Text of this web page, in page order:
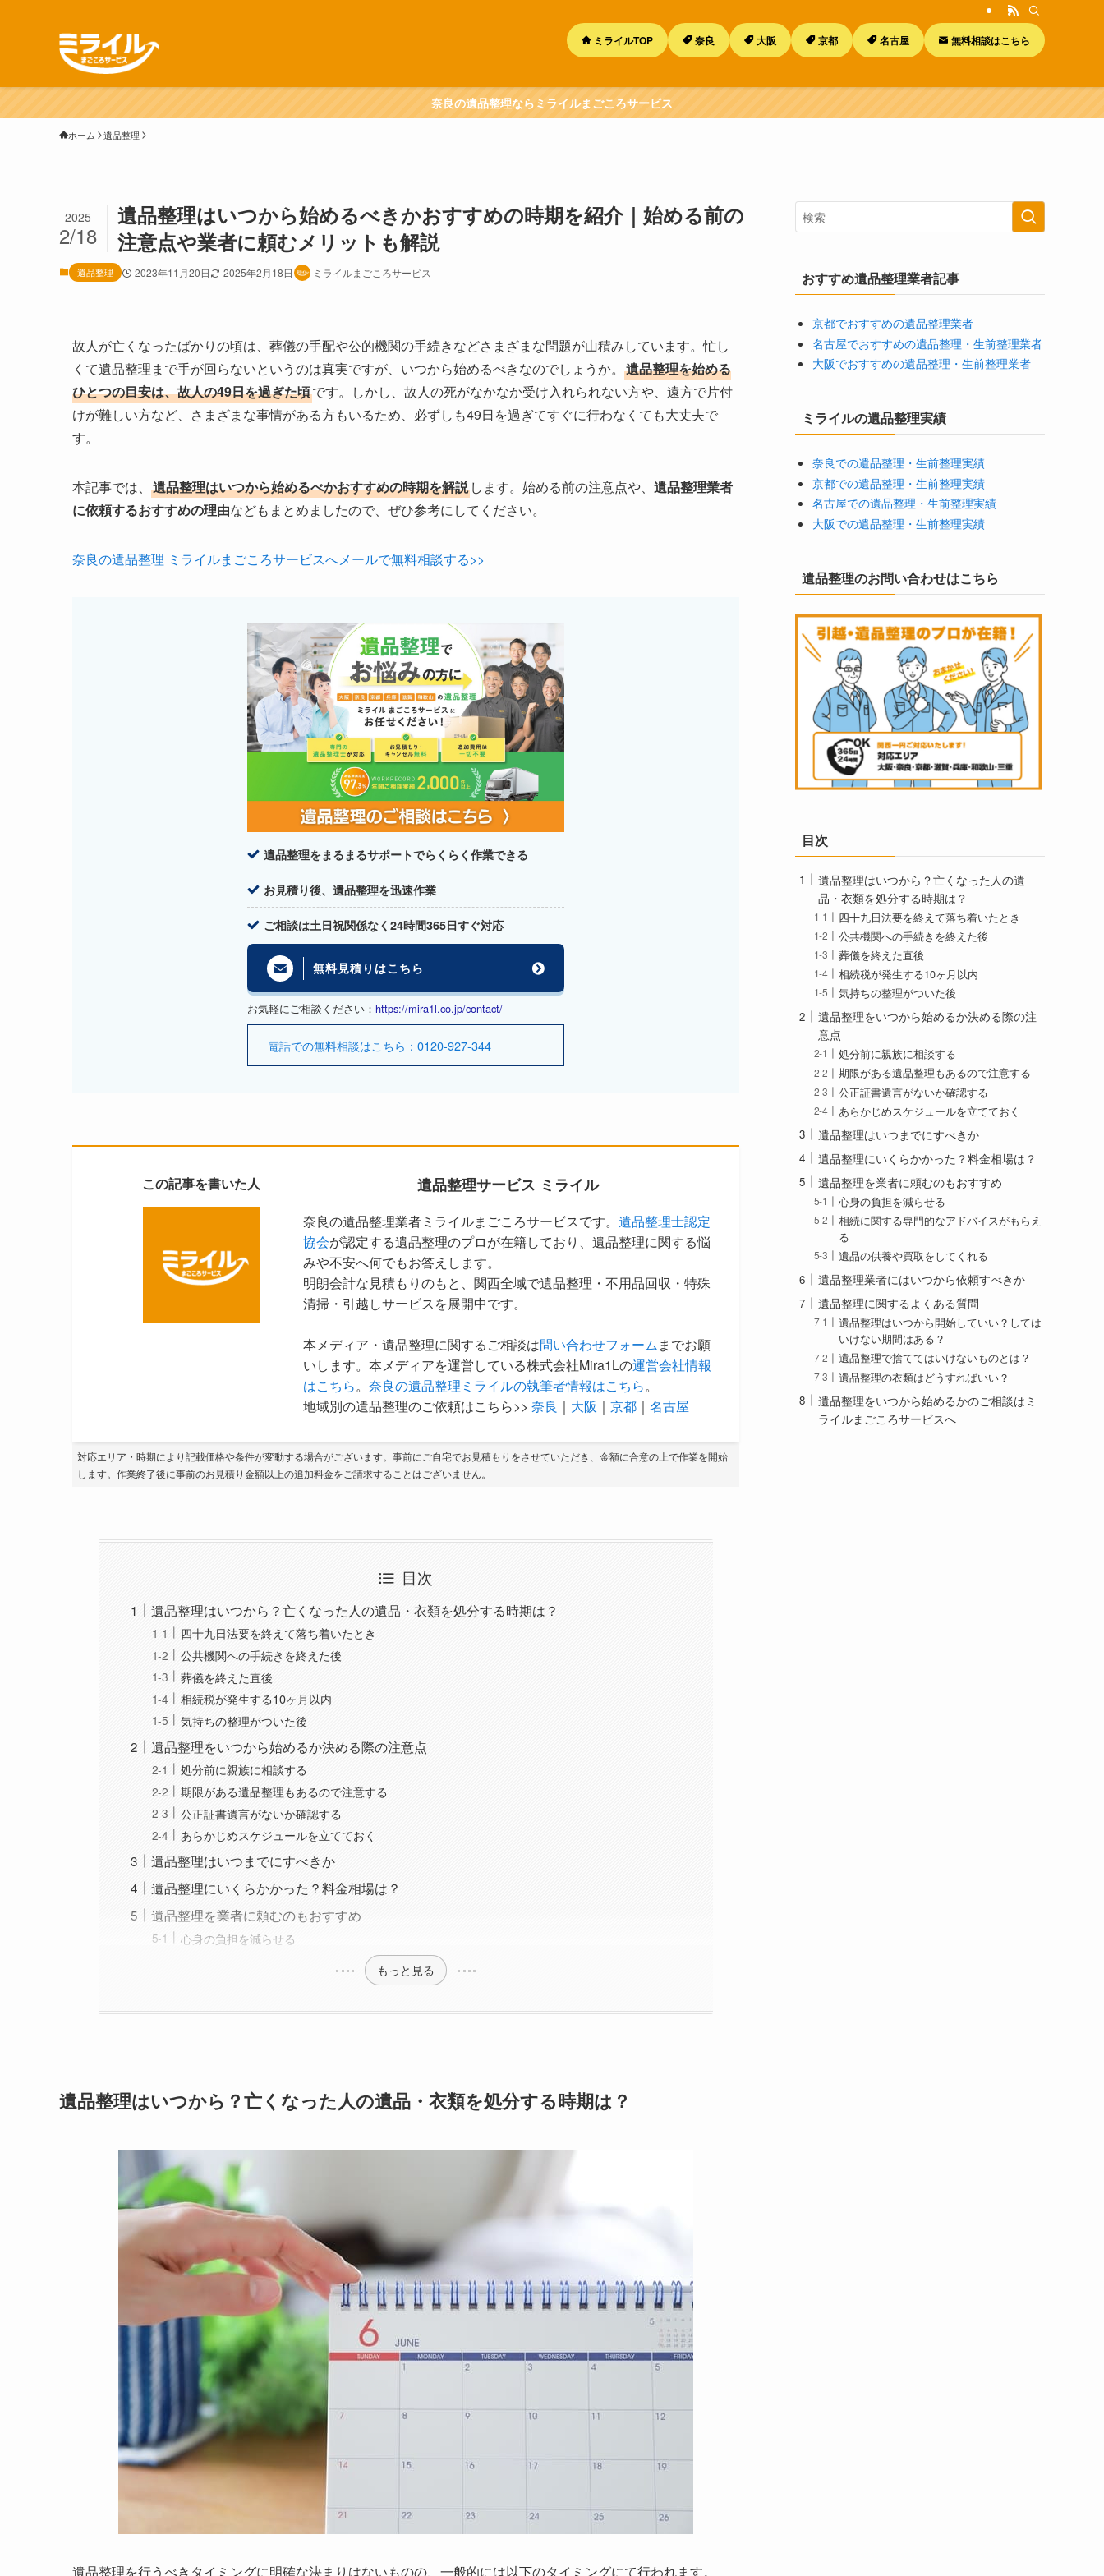
ミライルTOP 奈良 大阪 京都 名古屋 無料相談はこちら
奈良の遺品整理ならミライルまごころサービス
ホーム 遺品整理
遺品整理はいつから始めるべきかおすすめの時期を紹介｜始める前の
注意点や業者に頼むメリットも解説
2025
2/18
遺品整理 2023年11月20日 2025年2月18日 ミライルまごころサービス
故人が亡くなったばかりの頃は、葬儀の手配や公的機関の手続きなどさまざまな問題が山積みしています。忙し
くて遺品整理まで手が回らないというのは真実ですが、いつから始めるべきなのでしょうか。 遺品整理を始める
ひとつの目安は、故人の49日を過ぎた頃です。しかし、故人の死がなかなか受け入れられない方や、遠方で片付
けが難しい方など、さまざまな事情がある方もいるため、必ずしも49日を過ぎてすぐに行わなくても大丈夫で
す。
本記事では、 遺品整理はいつから始めるべかおすすめの時期を解説 します。始める前の注意点や、 遺品整理業者
に依頼するおすすめの理由などもまとめましたので、ぜひ参考にしてください。
奈良の遺品整理 ミライルまごころサービスへメールで無料相談する>>
遺品整理をまるまるサポートでらくらく作業できる
お見積り後、遺品整理を迅速作業
ご相談は土日祝関係なく24時間365日すぐ対応
無料見積りはこちら
お気軽にご相談ください： https://mira1l.co.jp/contact/
電話での無料相談はこちら：0120-927-344
この記事を書いた人 遺品整理サービス ミライル
奈良の遺品整理業者ミライルまごころサービスです。遺品整理士認定
協会が認定する遺品整理のプロが在籍しており、遺品整理に関する悩
みや不安へ何でもお答えします。
明朗会計な見積もりのもと、関西全域で遺品整理・不用品回収・特殊
清掃・引越しサービスを展開中です。
本メディア・遺品整理に関するご相談は問い合わせフォームまでお願
いします。本メディアを運営している株式会社Mira1Lの運営会社情報
はこちら。奈良の遺品整理ミライルの執筆者情報はこちら。
地域別の遺品整理のご依頼はこちら>>奈良 ｜ 大阪 ｜京都 ｜名古屋
対応エリア・時期により記載価格や条件が変動する場合がございます。事前にご自宅でお見積もりをさせていただき、金額に合意の上で作業を開始
します。作業終了後に事前のお見積り金額以上の追加料金をご請求することはございません。
目次
遺品整理はいつから？亡くなった人の遺品・衣類を処分する時期は？
四十九日法要を終えて落ち着いたとき
公共機関への手続きを終えた後
葬儀を終えた直後
相続税が発生する10ヶ月以内
気持ちの整理がついた後
遺品整理をいつから始めるか決める際の注意点
処分前に親族に相談する
期限がある遺品整理もあるので注意する
公正証書遺言がないか確認する
あらかじめスケジュールを立てておく
遺品整理はいつまでにすべきか
遺品整理にいくらかかった？料金相場は？
遺品整理を業者に頼むのもおすすめ
心身の負担を減らせる
もっと見る
遺品整理はいつから？亡くなった人の遺品・衣類を処分する時期は？
遺品整理を行うべきタイミングに明確な決まりはないものの、一般的には以下のタイミングにて行われます。
おすすめ遺品整理業者記事
京都でおすすめの遺品整理業者
名古屋でおすすめの遺品整理・生前整理業者
大阪でおすすめの遺品整理・生前整理業者
ミライルの遺品整理実績
奈良での遺品整理・生前整理実績
京都での遺品整理・生前整理実績
名古屋での遺品整理・生前整理実績
大阪での遺品整理・生前整理実績
遺品整理のお問い合わせはこちら
目次
遺品整理はいつから？亡くなった人の遺
品・衣類を処分する時期は？
四十九日法要を終えて落ち着いたとき
公共機関への手続きを終えた後
葬儀を終えた直後
相続税が発生する10ヶ月以内
気持ちの整理がついた後
遺品整理をいつから始めるか決める際の注
意点
処分前に親族に相談する
期限がある遺品整理もあるので注意する
公正証書遺言がないか確認する
あらかじめスケジュールを立てておく
遺品整理はいつまでにすべきか
遺品整理にいくらかかった？料金相場は？
遺品整理を業者に頼むのもおすすめ
心身の負担を減らせる
相続に関する専門的なアドバイスがもらえ
る
遺品の供養や買取をしてくれる
遺品整理業者にはいつから依頼すべきか
遺品整理に関するよくある質問
遺品整理はいつから開始していい？しては
いけない期間はある？
遺品整理で捨ててはいけないものとは？
遺品整理の衣類はどうすればいい？
遺品整理をいつから始めるかのご相談はミ
ライルまごころサービスへ